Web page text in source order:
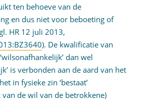
ten behoeve van de
en dus niet voor beboeting of
HR 12 juli 2013,
). De kwalificatie van
dan wel
is verbonden aan de aard van het
in fysieke zin ‘bestaat’
de wil van de betrokkene)